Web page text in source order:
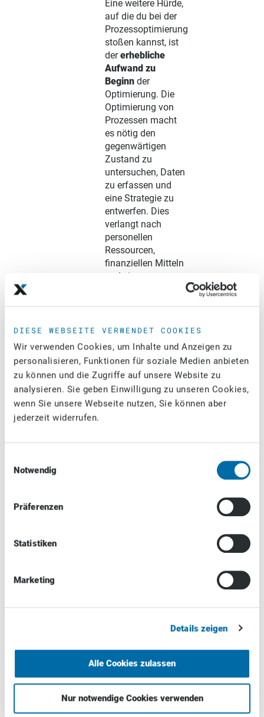
DIESE WEBSEITE VERWENDET COOKIES
Wir verwenden Cookies, um Inhalte und Anzeigen zu
personalisieren, Funktionen für soziale Medien anbieten
zu können und die Zugriffe auf unsere Website zu
analysieren. Sie geben Einwilligung zu unseren Cookies,
wenn Sie unsere Webseite nutzen, Sie können aber
jederzeit widerrufen.
Notwendig
Präferenzen
Statistiken
Marketing
Details zeigen
Alle Cookies zulassen
Nur notwendige Cookies verwenden
Eine weitere Hürde,
auf die du bei der
Prozessoptimierung
stoßen kannst, ist
dererhebliche
Aufwand zu
Beginn der
Optimierung. Die
Optimierung von
Prozessen macht
es nötig den
gegenwärtigen
Zustand zu
untersuchen, Daten
zu erfassen und
eine Strategie zu
entwerfen. Dies
verlangt nach
personellen
Ressourcen,
finanziellen Mitteln
und einem
keinesfalls von
diesem
anfänglichen
Investment
abschrecken
lassen, denn
langfristig können
viele Ressourcen
langfristigen
Benefits
überwiegen also
eindeutig den
anfänglichen